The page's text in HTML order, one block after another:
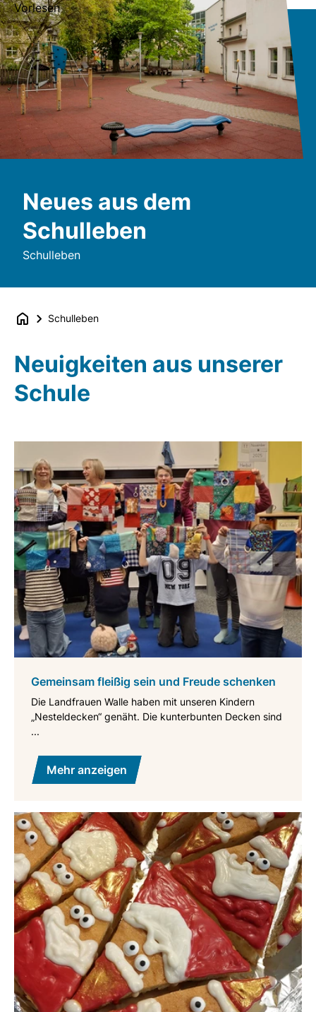
Vorlesen
Neues aus dem
Schulleben
Schulleben
Schulleben
Neuigkeiten aus unserer
Schule
Gemeinsam fleißig sein und Freude schenken
Die Landfrauen Walle haben mit unseren Kindern
„Nesteldecken“ genäht. Die kunterbunten Decken sind
...
Mehr anzeigen